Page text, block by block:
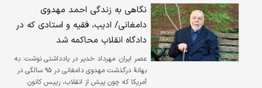
اخیر در شهر ساری زندگی می‌کرد. گلزار مصفا،
دختر این چهره پیشکسوت زبان و ادبیات فارسی،
گفته: مادرم مدت طولانی بیماری قلبی و ریوی
داشت و در یک ماه اخیر به دلیل آلودگی هوای
تهران به منزل دوستشان در ساری رفته بود.
نگاهی به زندگی احمد مهدوی
دامغانی/ ادیب، فقیه و استادی که در
دادگاه انقلاب محاکمه شد
عصر ایران: مهرداد خدیر در یادداشتی نوشت: به
بهانۀ درگذشت مهدوی دامغانی در ۹۵ سالگی در
آمریکا که چون پیش از انقلاب، رییس کانون